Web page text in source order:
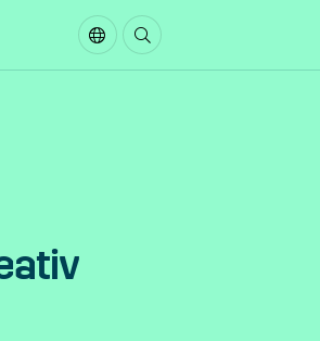
In EnglishSök på sidan